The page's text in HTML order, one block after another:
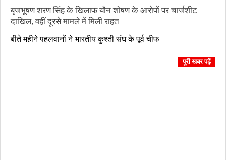
बृजभूषण शरण सिंह के खिलाफ यौन शोषण के आरोपों पर चार्जशीट
दाखिल, वहीं दूरसे मामले में मिली राहत
06-
बीते महीने पहलवानों ने भारतीय कुश्ती संघ के पूर्व चीफ
पूरी खबर पढ़ें